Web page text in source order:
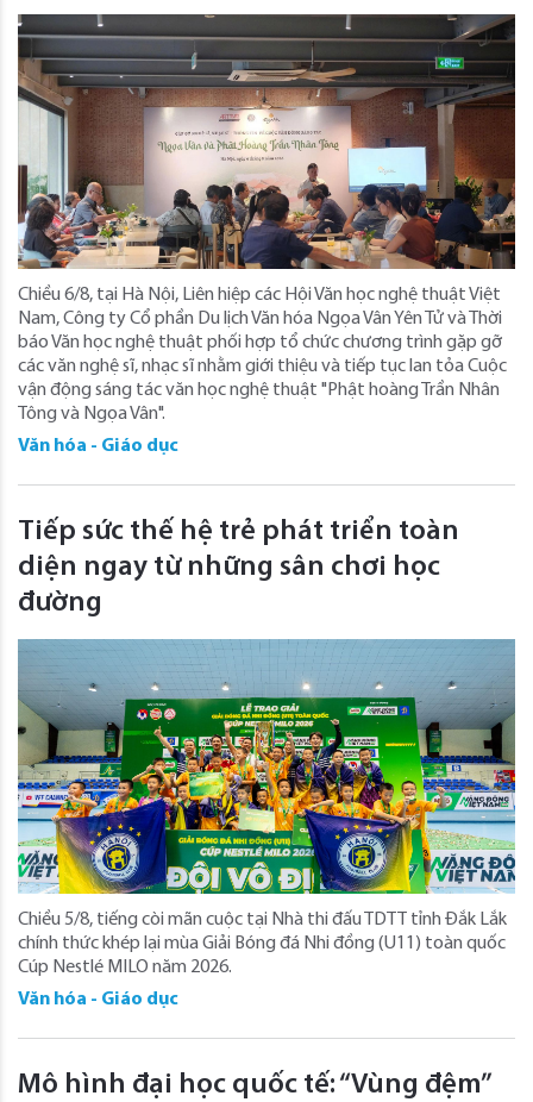
Chiều 6/8, tại Hà Nội, Liên hiệp các Hội Văn học nghệ thuật Việt
Nam, Công ty Cổ phần Du lịch Văn hóa Ngọa Vân Yên Tử và Thời
báo Văn học nghệ thuật phối hợp tổ chức chương trình gặp gỡ
các văn nghệ sĩ, nhạc sĩ nhằm giới thiệu và tiếp tục lan tỏa Cuộc
vận động sáng tác văn học nghệ thuật "Phật hoàng Trần Nhân
Tông và Ngọa Vân".
Văn hóa - Giáo dục
Tiếp sức thế hệ trẻ phát triển toàn
diện ngay từ những sân chơi học
đường
Chiều 5/8, tiếng còi mãn cuộc tại Nhà thi đấu TDTT tỉnh Đắk Lắk
chính thức khép lại mùa Giải Bóng đá Nhi đồng (U11) toàn quốc
Cúp Nestlé MILO năm 2026.
Văn hóa - Giáo dục
Mô hình đại học quốc tế: “Vùng đệm”